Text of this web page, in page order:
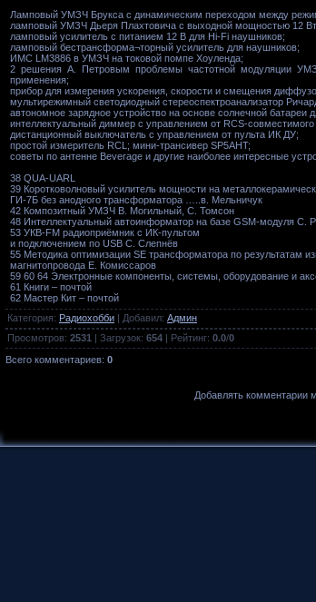
Ламповый УМЗЧ Брукса с динамическим переходом между
ламповый УМЗЧ Дьеря Плахтовича с выходной мощностью 12
ламповый усилитель с питанием 12 В для Hi-Fi наушников;
ламповый бестрансформа¬торный усилитель для наушников;
ИМС LM3886 в УМЗЧ на токовой помпе Хоуленда;
2 решения А. Петровым проблемы частотной модуляции
применения;
прибор для измерения ускорения, скорости и смещения
мультирежимный светодиодный стереоспектроанализатор
автономное зарядное устройство на основе солнечной
интеллектуальный диммер с управлением от RCS-
дистанционный выключатель с управлением от пульта ИК ДУ;
простой измеритель RCL; мини-трансивер SP5AHT;
советы по антенне Beverage и другие наиболее интересные
38 QUA-UARL
39 Коротковолновый усилитель мощности на
ГИ-7Б без анодного трансформатора …..в. Мельничук
42 Композитный УМЗЧ В. Могильный, С. Томсон
48 Интеллектуальный автоинформатор на базе GSM-модуля С.
53 УКВ-FM радиоприёмник с ИК-пультом
и подключением по USB С. Слепнёв
55 Методика оптимизации SE трансформатора по результатам
магнитопровода Е. Комиссаров
59 60 64 Электронные компоненты, системы, оборудование и
61 Книги – почтой
62 Мастер Кит – почтой
Категория: Радиохобби | Добавил: Админ
Просмотров: 2531 | Загрузок: 654 | Рейтинг: 0.0/0
Всего комментариев: 0
Добавлять комментарии